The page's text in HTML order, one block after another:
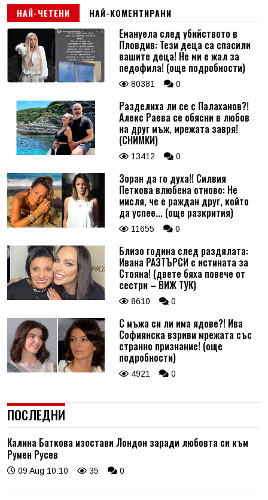
НАЙ-ЧЕТЕНИ НАЙ-КОМЕНТИРАНИ
Емануела след убийството в
Пловдив: Тези деца са спасили
вашите деца! Не ми е жал за
педофила! (още подробности)
80381 0
Разделиха ли се с Палаханов?!
Алекс Раева се обясни в любов
на друг мъж, мрежата завря!
(СНИМКИ)
13412 0
Зоран да го духа!! Силвия
Петкова влюбена отново: Не
мисля, че е раждан друг, който
да успее... (още разкрития)
11655 0
Близо година след раздялата:
Ивана РАЗТЪРСИ с истината за
Стояна! (двете бяха повече от
сестри – ВИЖ ТУК)
8610 0
С мъжа си ли има ядове?! Ива
Софиянска взриви мрежата със
странно признание! (още
подробности)
4921 0
ПОСЛЕДНИ
Калина Баткова изостави Лондон заради любовта си към
Румен Русев
09 Aug 10:10 35 0